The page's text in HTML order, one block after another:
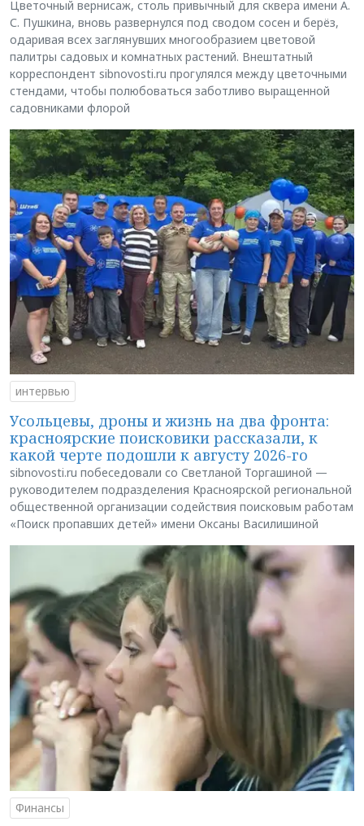
Цветочный вернисаж, столь привычный для сквера имени А.
С. Пушкина, вновь развернулся под сводом сосен и берёз,
одаривая всех заглянувших многообразием цветовой
палитры садовых и комнатных растений. Внештатный
корреспондент sibnovosti.ru прогулялся между цветочными
стендами, чтобы полюбоваться заботливо выращенной
садовниками флорой
интервью
Усольцевы, дроны и жизнь на два фронта:
красноярские поисковики рассказали, к
какой черте подошли к августу 2026-го
sibnovosti.ru побеседовали со Светланой Торгашиной —
руководителем подразделения Красноярской региональной
общественной организации содействия поисковым работам
«Поиск пропавших детей» имени Оксаны Василишиной
Финансы